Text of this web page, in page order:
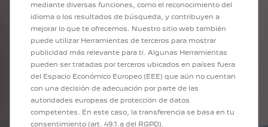
Complete Care + Piezas de desgaste
Reemplazo de piezas sujetas a
+ Pre-ITV.
ENCUENTRA UN CONCESIONARIO
mediante diversas funciones, como el reconocimiento del
idioma o los resultados de búsqueda, y contribuyen a
mejorar lo que te ofrecemos. Nuestro sitio web también
puede utilizar Herramientas de terceros para mostrar
publicidad más relevante para ti. Algunas Herramientas
pueden ser tratadas por terceros ubicados en países fuera
del Espacio Económico Europeo (EEE) que aún no cuentan
con una decisión de adecuación por parte de las
autoridades europeas de protección de datos
competentes. En este caso, la transferencia se basa en tu
consentimiento (art. 49.1.a del RGPD).